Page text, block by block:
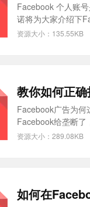
Facebook 个人账
诺将为大家介绍下
资源大小：135.55KB
教你如何正
Facebook广告为何
Facebook给垄断了
资源大小：289.08KB
如何在